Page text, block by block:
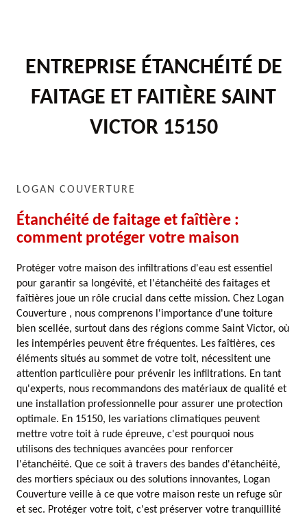
ENTREPRISE ÉTANCHÉITÉ DE
FAITAGE ET FAITIÈRE SAINT
VICTOR 15150
LOGAN COUVERTURE
Étanchéité de faitage et faîtière :
comment protéger votre maison
Protéger votre maison des infiltrations d'eau est essentiel
pour garantir sa longévité, et l'étanchéité des faitages et
faîtières joue un rôle crucial dans cette mission. Chez Logan
Couverture , nous comprenons l'importance d'une toiture
bien scellée, surtout dans des régions comme Saint Victor, où
les intempéries peuvent être fréquentes. Les faîtières, ces
éléments situés au sommet de votre toit, nécessitent une
attention particulière pour prévenir les infiltrations. En tant
qu'experts, nous recommandons des matériaux de qualité et
une installation professionnelle pour assurer une protection
optimale. En 15150, les variations climatiques peuvent
mettre votre toit à rude épreuve, c'est pourquoi nous
utilisons des techniques avancées pour renforcer
l'étanchéité. Que ce soit à travers des bandes d'étanchéité,
des mortiers spéciaux ou des solutions innovantes, Logan
Couverture veille à ce que votre maison reste un refuge sûr
et sec. Protéger votre toit, c'est préserver votre tranquillité